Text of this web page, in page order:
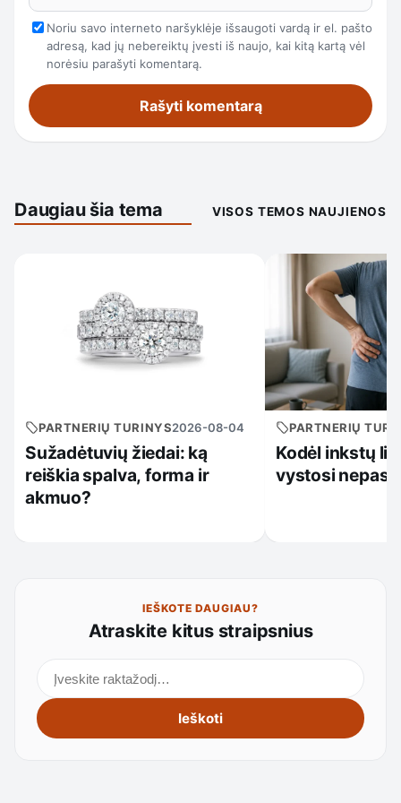
Noriu savo interneto naršyklėje išsaugoti vardą ir el. pašto
adresą, kad jų nebereiktų įvesti iš naujo, kai kitą kartą vėl
norėsiu parašyti komentarą.
Daugiau šia tema VISOS TEMOS NAUJIENOS
PARTNERIŲ TURINYS2026-08-04
Sužadėtuvių žiedai: ką
reiškia spalva, forma ir
akmuo?
PARTNERIŲ
Kodėl inkstų
vystosi
IEŠKOTE DAUGIAU?
Atraskite kitus straipsnius
Ieškoti